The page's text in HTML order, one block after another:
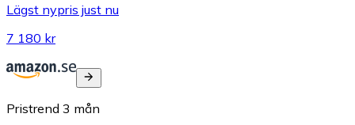
Lägst nypris just nu
7 180 kr
Pristrend 3 mån